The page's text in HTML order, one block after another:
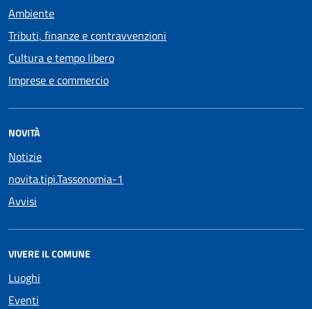
Ambiente
Tributi, finanze e contravvenzioni
Cultura e tempo libero
Imprese e commercio
NOVITÀ
Notizie
novita.tipi.Tassonomia-1
Avvisi
VIVERE IL COMUNE
Luoghi
Eventi